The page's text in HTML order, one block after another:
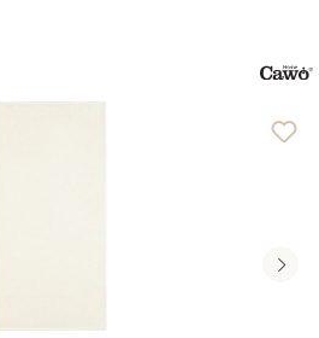
von 4.94 von 5 Sternen